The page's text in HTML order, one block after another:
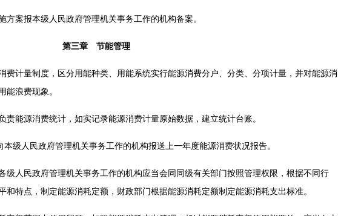
案报本级人民政府管理机关事务工作的机构备案。
第三章 节能管理
量制度，区分用能种类、用能系统实行能源消费分户、分类、分项计量，并对能源消
能浪费现象。
源消费统计，如实记录能源消费计量原始数据，建立统计台账。
人民政府管理机关事务工作的机构报送上一年度能源消费状况报告。
民政府管理机关事务工作的机构应当会同同级有关部门按照管理权限，根据不同行
和特点，制定能源消耗定额，财政部门根据能源消耗定额制定能源消耗支出标准。